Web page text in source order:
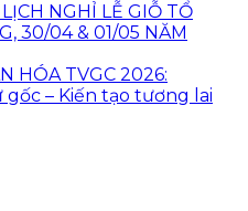
NGHỈ LỄ GIỖ TỔ
30/04 & 01/05 NĂM
HÓA TVGC 2026:
– Kiến tạo tương lai